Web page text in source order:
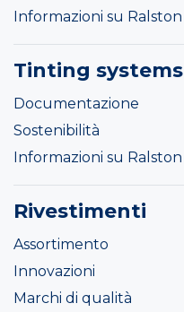
Informazioni su Ralston
Tinting systems
Documentazione
Sostenibilità
Informazioni su Ralston
Rivestimenti
Assortimento
Innovazioni
Marchi di qualità